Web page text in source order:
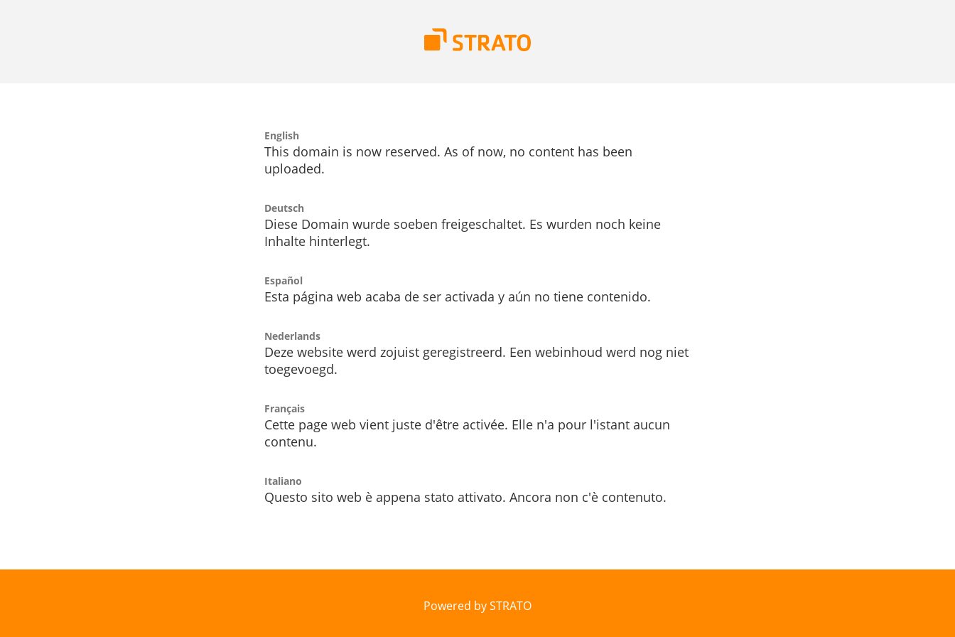
English
This domain is now reserved. As of now, no content has been
uploaded.
Deutsch
Diese Domain wurde soeben freigeschaltet. Es wurden noch keine
Inhalte hinterlegt.
Español
Esta página web acaba de ser activada y aún no tiene contenido.
Nederlands
Deze website werd zojuist geregistreerd. Een webinhoud werd nog niet
toegevoegd.
Français
Cette page web vient juste d'être activée. Elle n'a pour l'istant aucun
contenu.
Italiano
Questo sito web è appena stato attivato. Ancora non c'è contenuto.
Powered by STRATO